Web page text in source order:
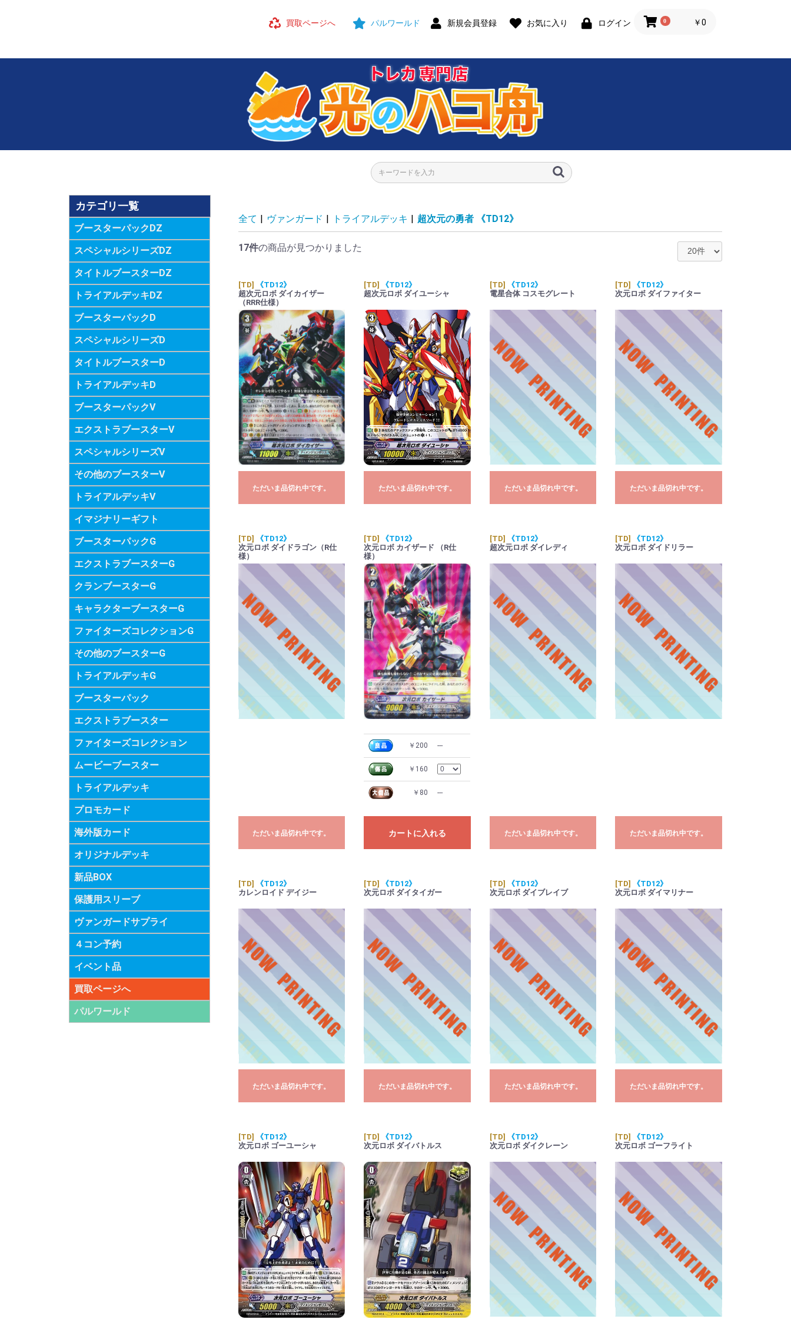
買取ページへ パルワールド 新規会員登録 お気に入り ログイン 0 ￥0
カテゴリ一覧
ブースターパックDZ
スペシャルシリーズDZ
タイトルブースターDZ
トライアルデッキDZ
ブースターパックD
スペシャルシリーズD
タイトルブースターD
トライアルデッキD
ブースターパックV
エクストラブースターV
スペシャルシリーズV
その他のブースターV
トライアルデッキV
イマジナリーギフト
ブースターパックG
エクストラブースターG
クランブースターG
キャラクターブースターG
ファイターズコレクションG
その他のブースターG
トライアルデッキG
ブースターパック
エクストラブースター
ファイターズコレクション
ムービーブースター
トライアルデッキ
プロモカード
海外版カード
オリジナルデッキ
新品BOX
保護用スリーブ
ヴァンガードサプライ
４コン予約
イベント品
買取ページへ
パルワールド
全て | ヴァンガード | トライアルデッキ | 超次元の勇者 《TD12》
17件の商品が見つかりました
[TD]
《TD12》
超次元ロボ ダイカイザー
（RRR仕様）
ただいま品切れ中です。
[TD]
《TD12》
超次元ロボ ダイユーシャ
ただいま品切れ中です。
[TD]
《TD12》
電星合体 コスモグレート
ただいま品切れ中です。
[TD]
《TD12》
次元ロボ ダイファイター
ただいま品切れ中です。
[TD]
《TD12》
次元ロボ ダイドラゴン（R仕
様）
ただいま品切れ中です。
[TD]
《TD12》
次元ロボ カイザード （R仕
様）
￥200 ---
￥160
￥80 ---
カートに入れる
[TD]
《TD12》
超次元ロボ ダイレディ
ただいま品切れ中です。
[TD]
《TD12》
次元ロボ ダイドリラー
ただいま品切れ中です。
[TD]
《TD12》
カレンロイド デイジー
ただいま品切れ中です。
[TD]
《TD12》
次元ロボ ダイタイガー
ただいま品切れ中です。
[TD]
《TD12》
次元ロボ ダイブレイブ
ただいま品切れ中です。
[TD]
《TD12》
次元ロボ ダイマリナー
ただいま品切れ中です。
[TD]
《TD12》
次元ロボ ゴーユーシャ
[TD]
《TD12》
次元ロボ ダイバトルス
[TD]
《TD12》
次元ロボ ダイクレーン
[TD]
《TD12》
次元ロボ ゴーフライト